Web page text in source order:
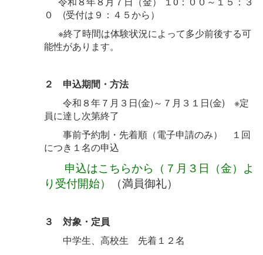
０ (受付は９：４５から）
※終了時間は体験状況によって多少前後する可
能性があります。
２ 申込期間・方法
令和８年７月３日(金)～７月３１日(金) ※定
員に達し次第終了
事前予約制・先着順（電子申請のみ） １回
につき１名の申込
申込はこちらから（７月３日（金）よ
り受付開始）
（満員御礼）
３ 対象・定員
中学生、高校生 先着１２名